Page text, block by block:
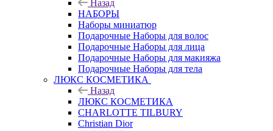
Назад
НАБОРЫ
Наборы миниатюр
Подарочные Наборы для волос
Подарочные Наборы для лица
Подарочные Наборы для макияжа
Подарочные Наборы для тела
ЛЮКС КОСМЕТИКА
Назад
ЛЮКС КОСМЕТИКА
CHARLOTTE TILBURY
Christian Dior